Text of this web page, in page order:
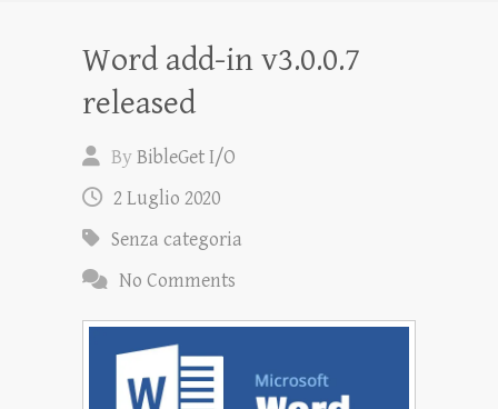
Word add-in v3.0.0.7
released
ByBibleGet I/O
2 Luglio 2020
Senza categoria
No Comments